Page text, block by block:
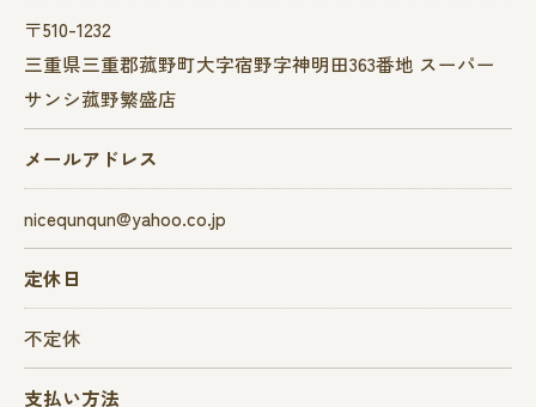
〒510-1232
三重県三重郡菰野町大字宿野字神明田363番地 スーパー
サンシ菰野繁盛店
メールアドレス
nicequnqun@yahoo.co.jp
定休日
不定休
支払い方法